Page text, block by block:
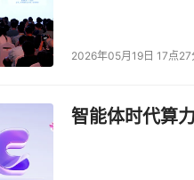
2026年05月19日 17点27
智能体时代算